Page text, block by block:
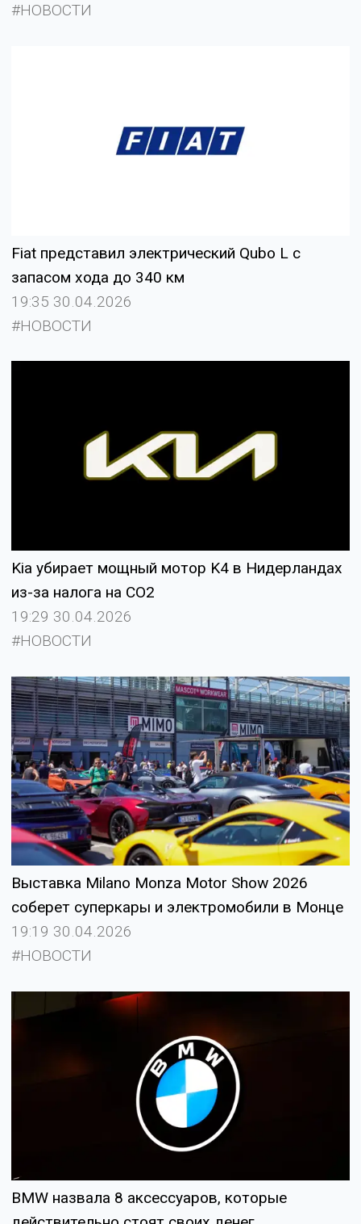
#НОВОСТИ
Fiat представил электрический Qubo L с
запасом хода до 340 км
19:35 30.04.2026
#НОВОСТИ
Kia убирает мощный мотор K4 в Нидерландах
из-за налога на CO2
19:29 30.04.2026
#НОВОСТИ
Выставка Milano Monza Motor Show 2026
соберет суперкары и электромобили в Монце
19:19 30.04.2026
#НОВОСТИ
BMW назвала 8 аксессуаров, которые